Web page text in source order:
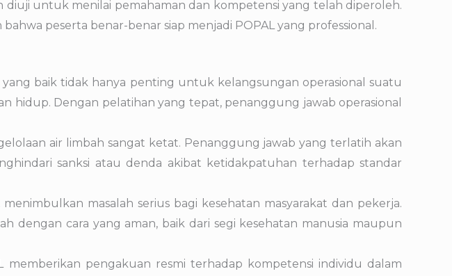
diuji untuk menilai pemahaman dan kompetensi yang telah diperoleh.
peserta benar-benar siap menjadi POPAL yang professional.
yang baik tidak hanya penting untuk kelangsungan operasional suatu
hidup. Dengan pelatihan yang tepat, penanggung jawab operasional
air limbah sangat ketat. Penanggung jawab yang terlatih akan
sanksi atau denda akibat ketidakpatuhan terhadap standar
masalah serius bagi kesehatan masyarakat dan pekerja.
dengan cara yang aman, baik dari segi kesehatan manusia maupun
memberikan pengakuan resmi terhadap kompetensi individu dalam